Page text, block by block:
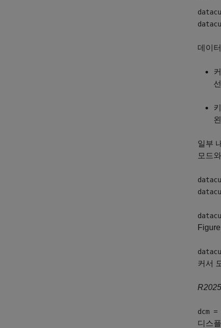
데이
일부
모드
Figure
커서
dcm =
디스